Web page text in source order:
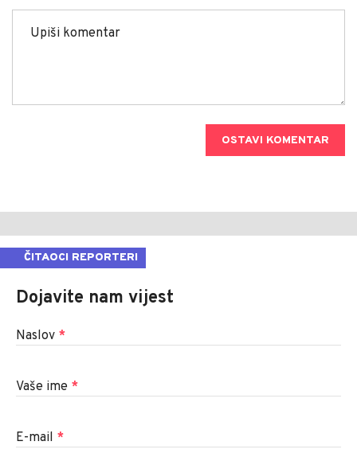
OSTAVI KOMENTAR
ČITAOCI REPORTERI
Dojavite nam vijest
Naslov *
Vaše ime *
E-mail *